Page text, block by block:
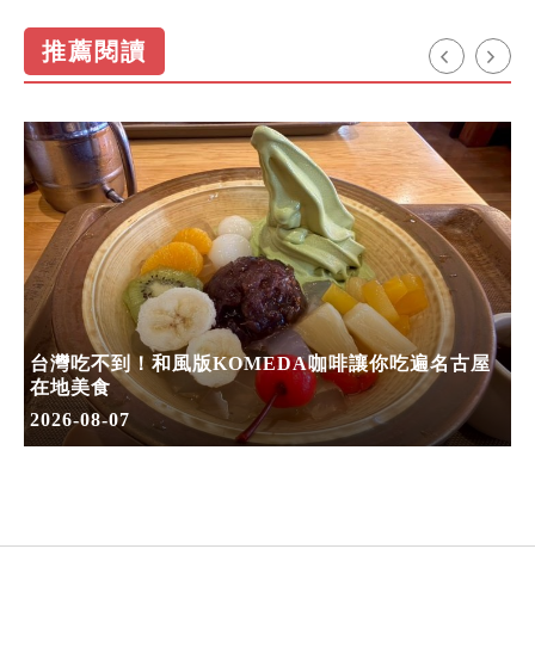
推薦閱讀
台灣吃不到！和風版KOMEDA咖啡讓你吃遍名古屋
在地美食
2026-08-07